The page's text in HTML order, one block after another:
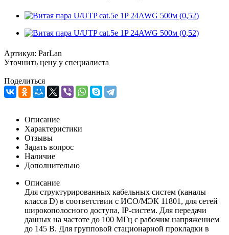
Артикул: ParLan
Уточнить цену у специалиста
Поделиться
Описание
Характеристики
Отзывы
Задать вопрос
Наличие
Дополнительно
Описание
Для структурированных кабельных систем (каналы
класса D) в соответствии с ИСО/МЭК 11801, для сетей
широкополосного доступа, IP-систем. Для передачи
данных на частоте до 100 МГц с рабочим напряжением
до 145 В. Для групповой стационарной прокладки в